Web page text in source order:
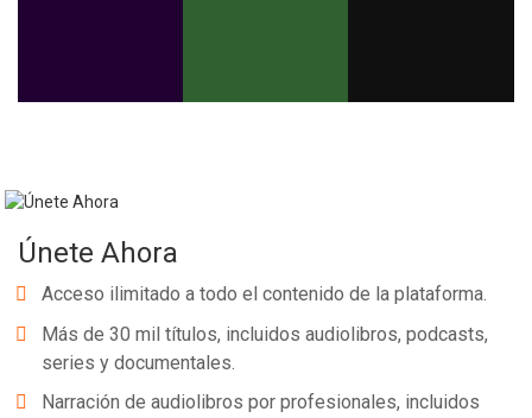
Únete Ahora
Acceso ilimitado a todo el contenido de la plataforma.
Más de 30 mil títulos, incluidos audiolibros, podcasts,
series y documentales.
Narración de audiolibros por profesionales, incluidos